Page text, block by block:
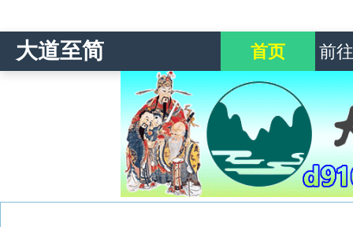
大道至简 首页 前